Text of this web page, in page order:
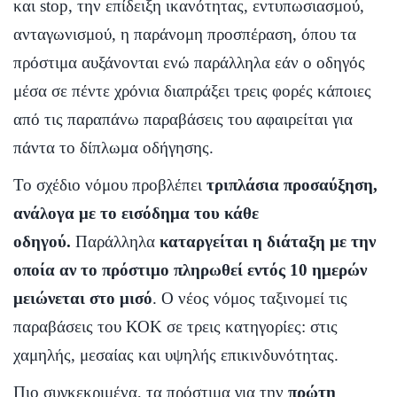
και stop, την επίδειξη ικανότητας, εντυπωσιασμού,
ανταγωνισμού, η παράνομη προσπέραση, όπου τα
πρόστιμα αυξάνονται ενώ παράλληλα εάν ο οδηγός
μέσα σε πέντε χρόνια διαπράξει τρεις φορές κάποιες
από τις παραπάνω παραβάσεις του αφαιρείται για
πάντα το δίπλωμα οδήγησης.
Το σχέδιο νόμου προβλέπει τριπλάσια προσαύξηση,
ανάλογα με το εισόδημα του κάθε
οδηγού. Παράλληλα καταργείται η διάταξη με την
οποία αν το πρόστιμο πληρωθεί εντός 10 ημερών
μειώνεται στο μισό. Ο νέος νόμος ταξινομεί τις
παραβάσεις του ΚΟΚ σε τρεις κατηγορίες: στις
χαμηλής, μεσαίας και υψηλής επικινδυνότητας.
Πιο συγκεκριμένα, τα πρόστιμα για την πρώτη